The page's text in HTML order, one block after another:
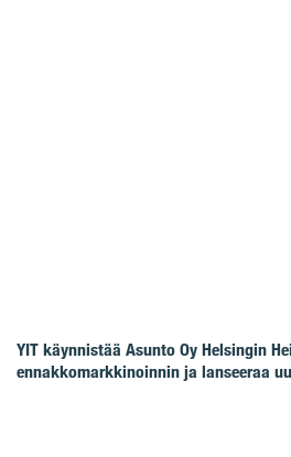
YIT käynnistää Asunto Oy Helsingin
ennakkomarkkinoinnin ja lanseeraa